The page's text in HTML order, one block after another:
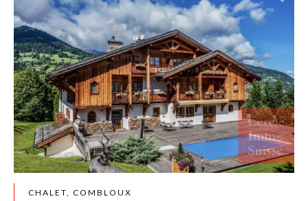
CHALET, COMBLOUX